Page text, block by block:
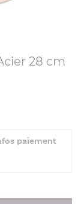
28 cm
paiement